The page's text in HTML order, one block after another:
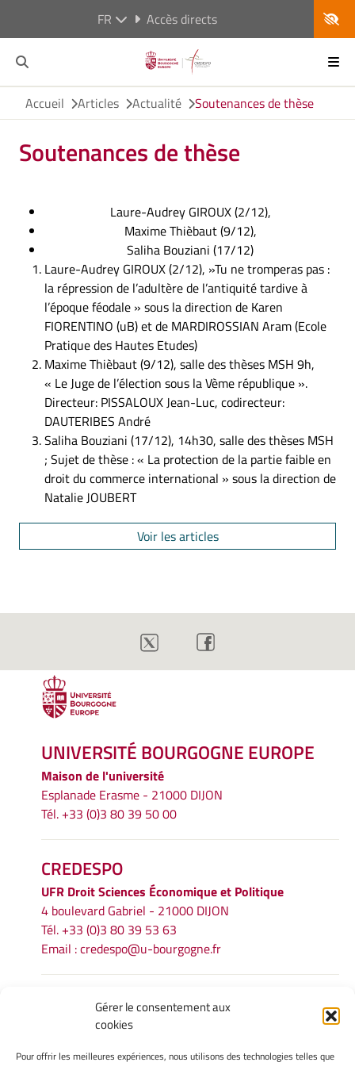
Gérer le consentement aux
cookies
Pour offrir les meilleures expériences, nous utilisons des technologies telles que
FR Accès directs
Accueil Articles Actualité Soutenances de thèse
Soutenances de thèse
Laure-Audrey GIROUX (2/12),
Maxime Thièbaut (9/12),
Saliha Bouziani (17/12)
Laure-Audrey GIROUX (2/12), »Tu ne tromperas pas :
la répression de l’adultère de l’antiquité tardive à
l’époque féodale » sous la direction de Karen
FIORENTINO (uB) et de MARDIROSSIAN Aram (Ecole
Pratique des Hautes Etudes)
Maxime Thièbaut (9/12), salle des thèses MSH 9h,
« Le Juge de l’élection sous la Vème république ».
Directeur: PISSALOUX Jean-Luc, codirecteur:
DAUTERIBES André
Saliha Bouziani (17/12), 14h30, salle des thèses MSH
; Sujet de thèse : « La protection de la partie faible en
droit du commerce international » sous la direction de
Natalie JOUBERT
Voir les articles
UNIVERSITÉ BOURGOGNE EUROPE
Maison de l'université
Esplanade Erasme - 21000 DIJON
Tél. +33 (0)3 80 39 50 00
CREDESPO
UFR Droit Sciences Économique et Politique
4 boulevard Gabriel - 21000 DIJON
Tél. +33 (0)3 80 39 53 63
Email :credespo@u-bourgogne.fr
INFORMATIONS LÉGALES
Mentions légales